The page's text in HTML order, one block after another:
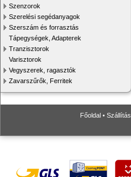
Szenzorok
Szerelési segédanyagok
Szerszám és forrasztás
Tápegységek, Adapterek
Tranzisztorok
Varisztorok
Vegyszerek, ragasztók
Zavarszűrők, Ferritek
Főoldal • Szállítás